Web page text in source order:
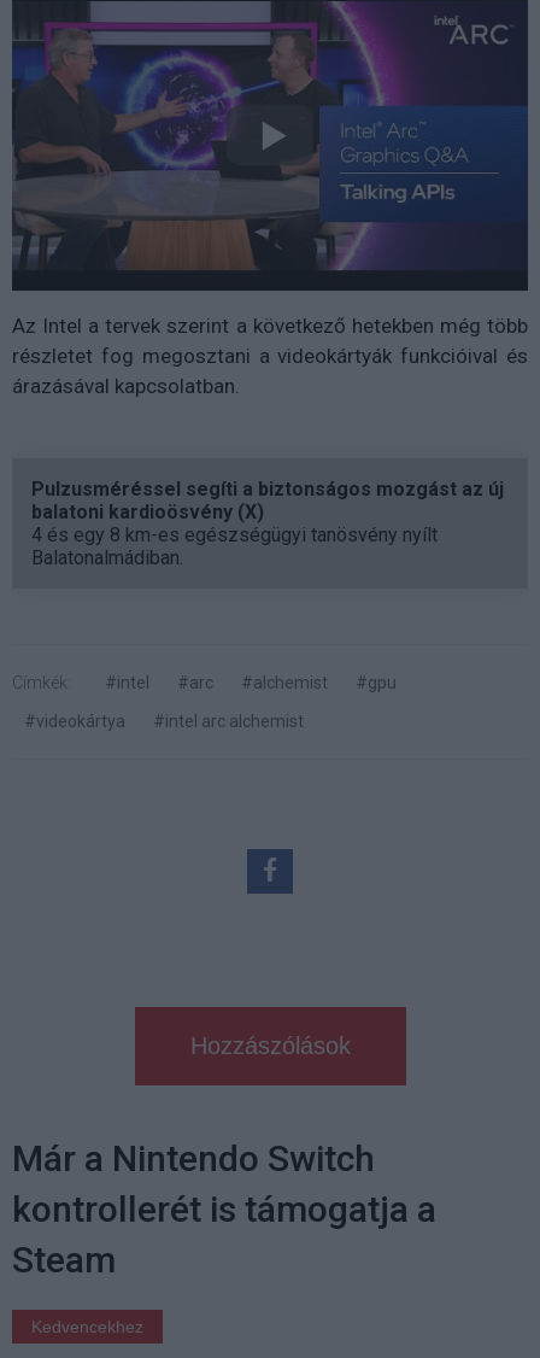
Az Intel a tervek szerint a következő hetekben még több
részletet fog megosztani a videokártyák funkcióival és
árazásával kapcsolatban.
Pulzusméréssel segíti a biztonságos mozgást az új
balatoni kardioösvény (X)
4 és egy 8 km-es egészségügyi tanösvény nyílt
Balatonalmádiban.
Címkék: #intel #arc #alchemist
#gpu
#videokártya
#intel arc alchemist
Hozzászólások
Már a Nintendo Switch
kontrollerét is támogatja a
Steam
Kedvencekhez